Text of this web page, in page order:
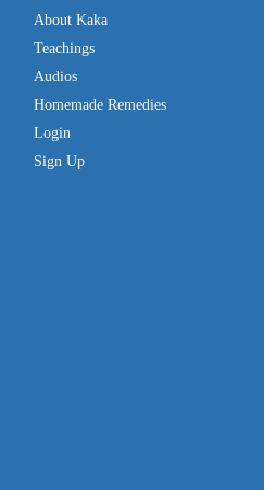
About Kaka
Teachings
Audios
Homemade Remedies
Login
Sign Up